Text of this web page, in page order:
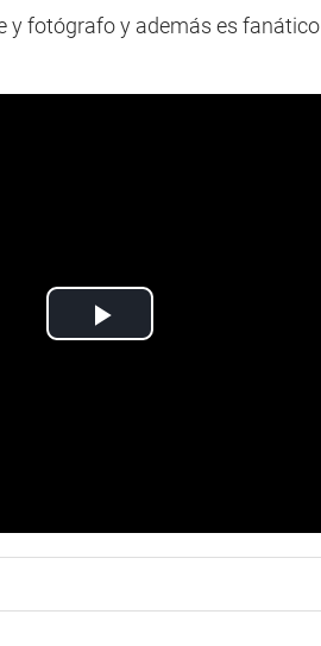
y fotógrafo y además es
Play